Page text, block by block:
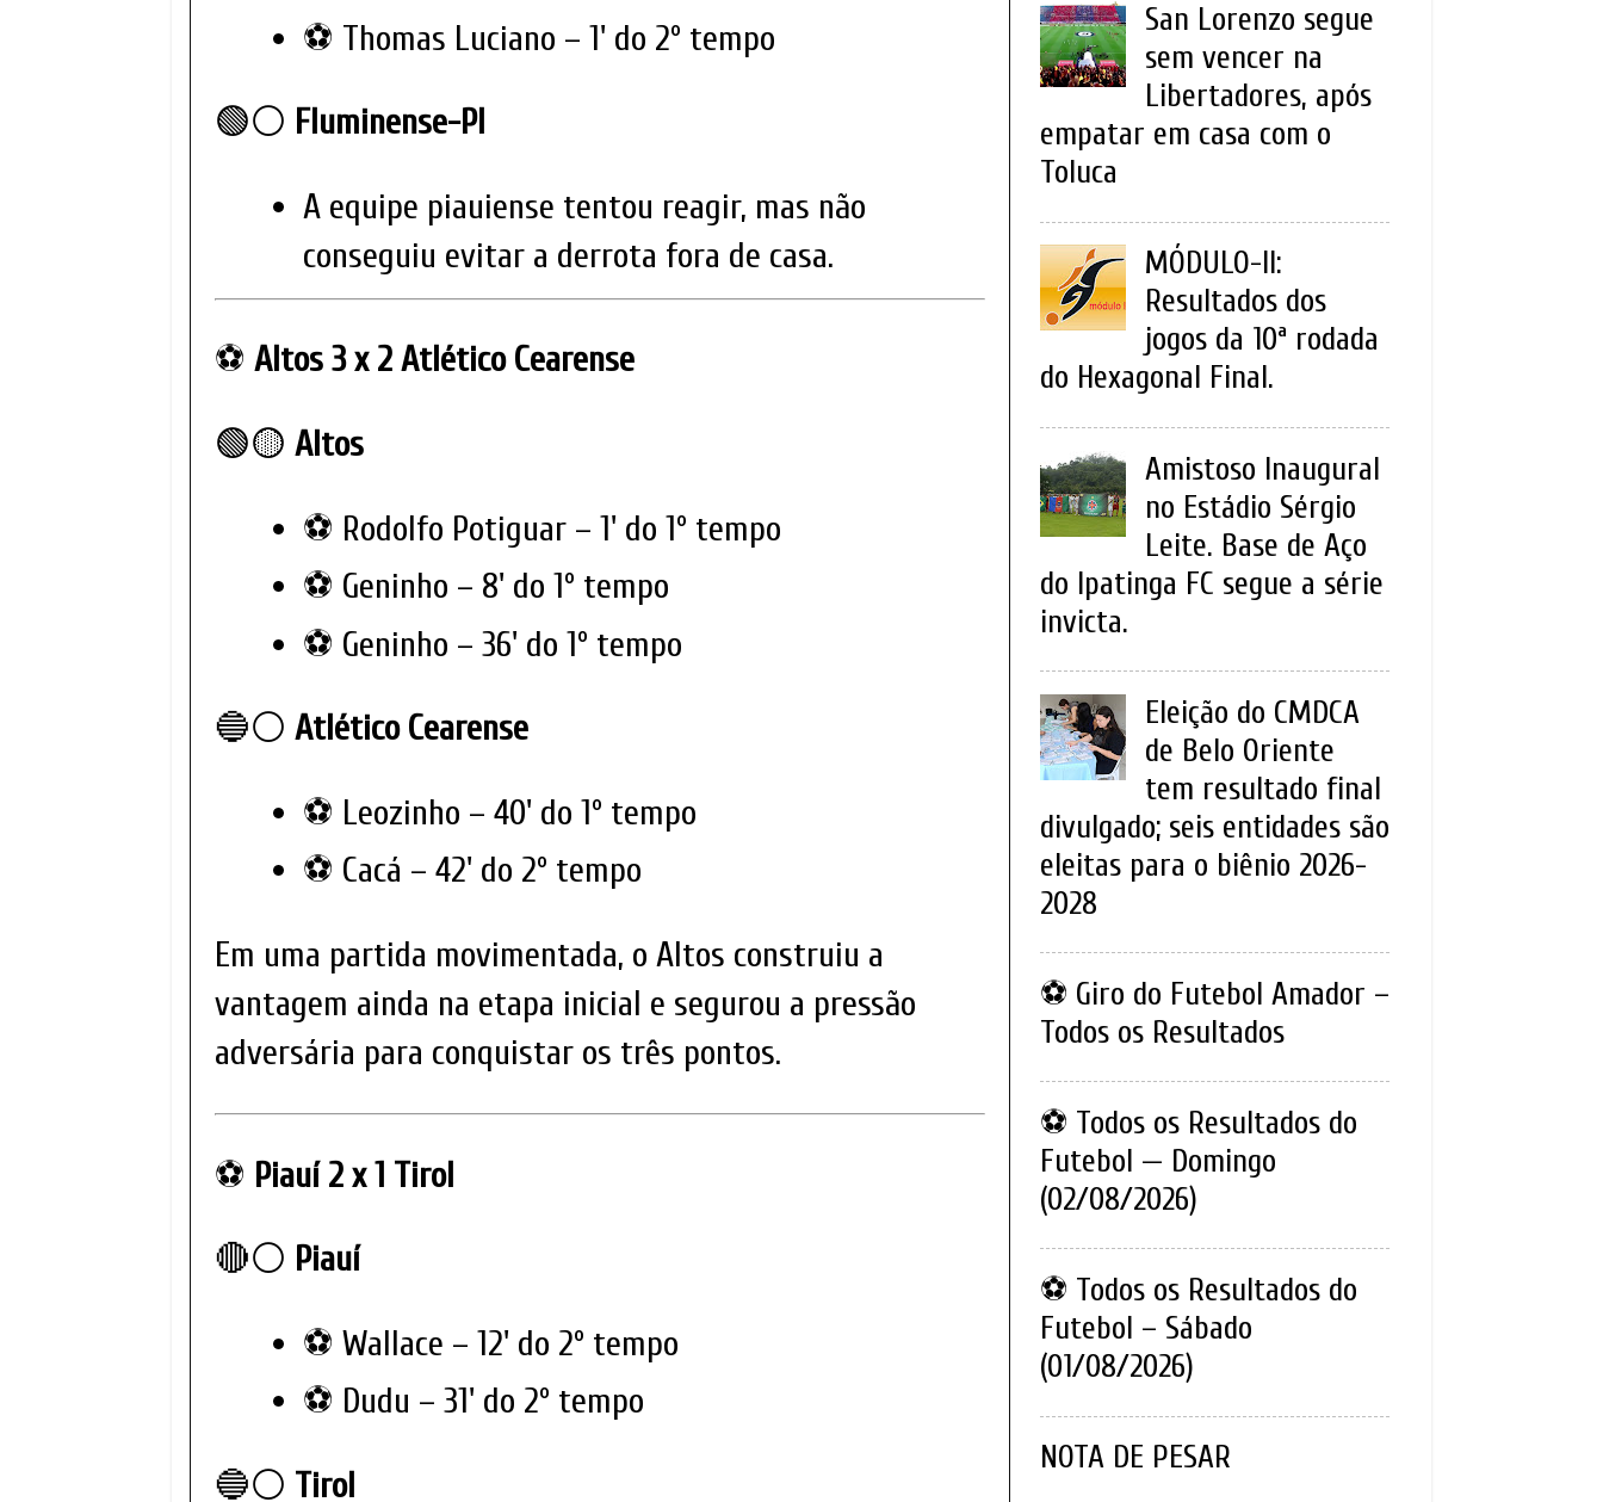
⚽ Thomas Luciano – 1' do 2º tempo
🟢⚪ Fluminense-PI
A equipe piauiense tentou reagir, mas não
conseguiu evitar a derrota fora de casa.
⚽ Altos 3 x 2 Atlético Cearense
🟢🟡 Altos
⚽ Rodolfo Potiguar – 1' do 1º tempo
⚽ Geninho – 8' do 1º tempo
⚽ Geninho – 36' do 1º tempo
🔵⚪ Atlético Cearense
⚽ Leozinho – 40' do 1º tempo
⚽ Cacá – 42' do 2º tempo
Em uma partida movimentada, o Altos construiu a
vantagem ainda na etapa inicial e segurou a pressão
adversária para conquistar os três pontos.
⚽ Piauí 2 x 1 Tirol
🔴⚪ Piauí
⚽ Wallace – 12' do 2º tempo
⚽ Dudu – 31' do 2º tempo
🔵⚪ Tirol
San Lorenzo segue
sem vencer na
Libertadores, após
empatar em casa com o
Toluca
MÓDULO-II:
Resultados dos
jogos da 10ª rodada
do Hexagonal Final.
Amistoso Inaugural
no Estádio Sérgio
Leite. Base de Aço
do Ipatinga FC segue a série
invicta.
Eleição do CMDCA
de Belo Oriente
tem resultado final
divulgado; seis entidades são
eleitas para o biênio 2026-
2028
⚽ Giro do Futebol Amador –
Todos os Resultados
⚽ Todos os Resultados do
Futebol — Domingo
(02/08/2026)
⚽ Todos os Resultados do
Futebol – Sábado
(01/08/2026)
NOTA DE PESAR